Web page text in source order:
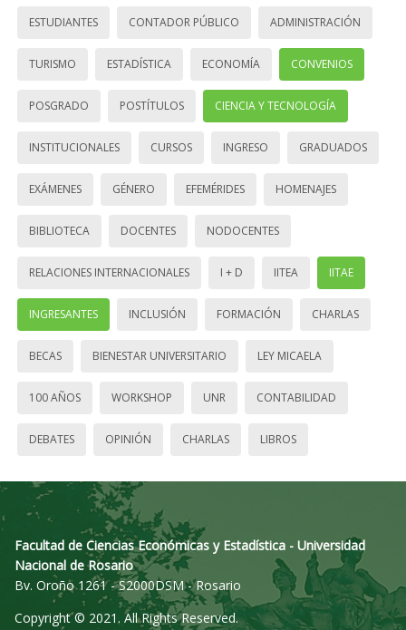
ESTUDIANTES CONTADOR PÚBLICO ADMINISTRACIÓN
TURISMO ESTADÍSTICA ECONOMÍA CONVENIOS
POSGRADO POSTÍTULOS CIENCIA Y TECNOLOGÍA
INSTITUCIONALES CURSOS INGRESO GRADUADOS
EXÁMENES GÉNERO EFEMÉRIDES HOMENAJES
BIBLIOTECA DOCENTES NODOCENTES
RELACIONES INTERNACIONALES I + D IITEA IITAE
INGRESANTES INCLUSIÓN FORMACIÓN CHARLAS
BECAS BIENESTAR UNIVERSITARIO LEY MICAELA
100 AÑOS WORKSHOP UNR CONTABILIDAD
DEBATES OPINIÓN CHARLAS LIBROS
Facultad de Ciencias Económicas y Estadística - Universidad
Nacional de Rosario
Bv. Oroño 1261 - S2000DSM - Rosario
Copyright © 2021. All Rights Reserved.